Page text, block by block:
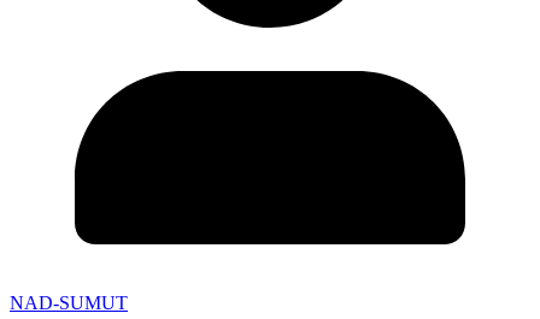
NAD-SUMUT